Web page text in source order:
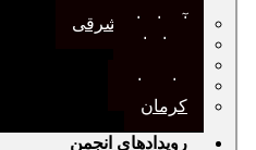
آذربایجان شرقی
خراسان
مازندران
کرمان
رویدادهای انجمن